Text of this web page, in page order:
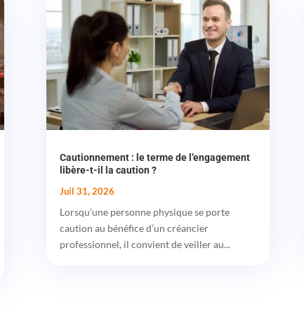
Cautionnement : le terme de l’engagement
libère-t-il la caution ?
Juil 31, 2026
Lorsqu’une personne physique se porte
caution au bénéfice d’un créancier
professionnel, il convient de veiller au...